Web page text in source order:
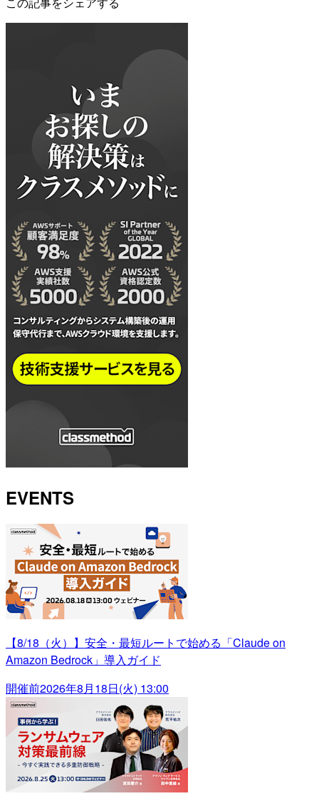
EVENTS
【8/18（火）】安全・最短ルートで始める「Claude on
Amazon Bedrock」導入ガイド
開催前2026年8月18日(火) 13:00